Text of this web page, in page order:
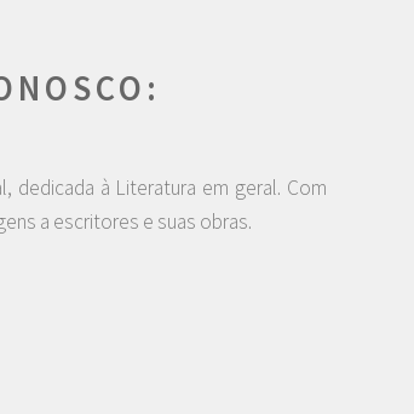
dedicada à Literatura em geral. Com
a escritores e suas obras.